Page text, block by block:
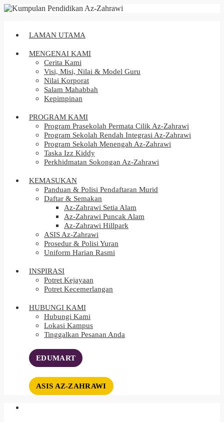
LAMAN UTAMA
MENGENAI KAMI
Cerita Kami
Visi, Misi, Nilai & Model Guru
Nilai Korporat
Salam Mahabbah
Kepimpinan
PROGRAM KAMI
Program Prasekolah Permata Cilik Az-Zahrawi
Program Sekolah Rendah Integrasi Az-Zahrawi
Program Sekolah Menengah Az-Zahrawi
Taska Izz Kiddy
Perkhidmatan Sokongan Az-Zahrawi
KEMASUKAN
Panduan & Polisi Pendaftaran Murid
Daftar & Semakan
Az-Zahrawi Setia Alam
Az-Zahrawi Puncak Alam
Az-Zahrawi Hillpark
ASIS Az-Zahrawi
Prosedur & Polisi Yuran
Uniform Harian Rasmi
INSPIRASI
Potret Kejayaan
Potret Kecemerlangan
HUBUNGI KAMI
Hubungi Kami
Lokasi Kampus
Tinggalkan Pesanan Anda
EDUMART
ASIS AZ-ZAHRAWI